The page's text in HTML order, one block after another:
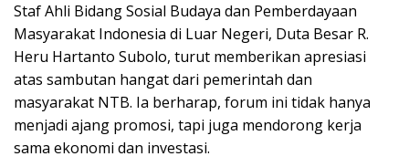
Staf Ahli Bidang Sosial Budaya dan Pemberdayaan
Masyarakat Indonesia di Luar Negeri, Duta Besar R.
Heru Hartanto Subolo, turut memberikan apresiasi
atas sambutan hangat dari pemerintah dan
masyarakat NTB. Ia berharap, forum ini tidak hanya
menjadi ajang promosi, tapi juga mendorong kerja
sama ekonomi dan investasi.